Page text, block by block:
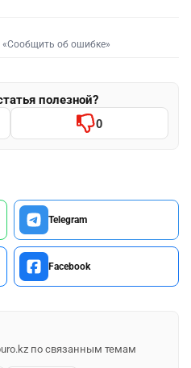
«Сообщить об ошибке»
полезной?
0
Telegram
Facebook
по связанным темам